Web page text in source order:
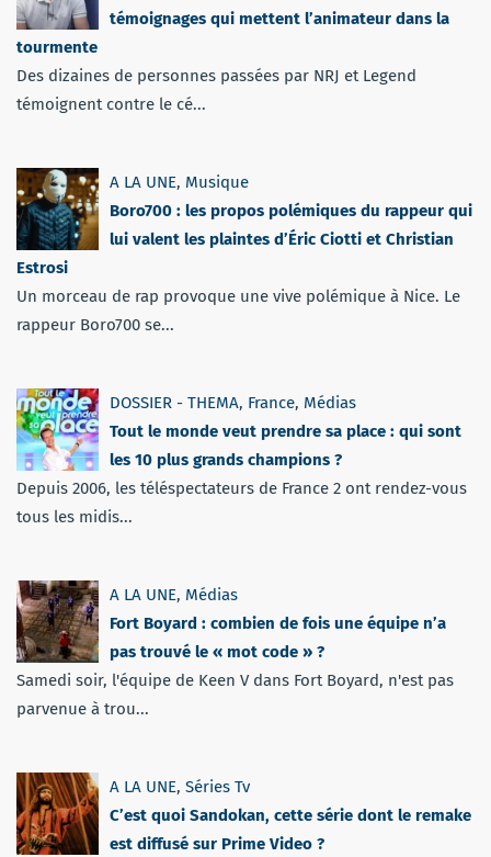
témoignages qui mettent l’animateur dans la
tourmente
Des dizaines de personnes passées par NRJ et Legend
témoignent contre le cé...
A LA UNE, Musique
Boro700 : les propos polémiques du rappeur qui
lui valent les plaintes d’Éric Ciotti et Christian
Estrosi
Un morceau de rap provoque une vive polémique à Nice. Le
rappeur Boro700 se...
DOSSIER - THEMA, France, Médias
Tout le monde veut prendre sa place : qui sont
les 10 plus grands champions ?
Depuis 2006, les téléspectateurs de France 2 ont rendez-vous
tous les midis...
A LA UNE, Médias
Fort Boyard : combien de fois une équipe n’a
pas trouvé le « mot code » ?
Samedi soir, l'équipe de Keen V dans Fort Boyard, n'est pas
parvenue à trou...
A LA UNE, Séries Tv
C’est quoi Sandokan, cette série dont le remake
est diffusé sur Prime Video ?